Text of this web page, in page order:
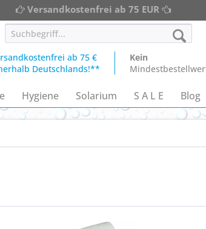
Versandkostenfrei ab 75 EUR
ab 75 €
Deutschlands!**
Kein
Hygiene Solarium S A L E Blog